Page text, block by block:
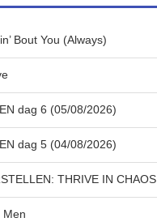
Bout You (Always)
dag 6 (05/08/2026)
dag 5 (04/08/2026)
THRIVE IN CHAOS
Men